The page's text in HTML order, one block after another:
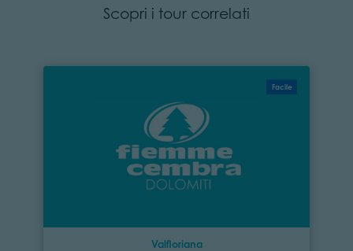
Scopri i tour correlati
Facile
Valfloriana